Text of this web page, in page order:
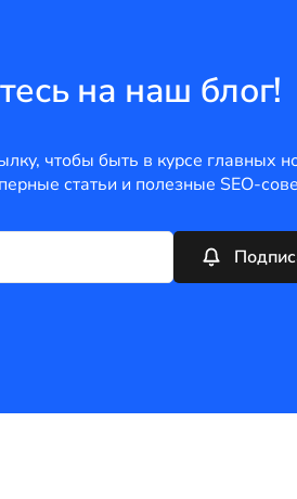
на наш блог!
чтобы быть в курсе главных
статьи и полезные SEO-